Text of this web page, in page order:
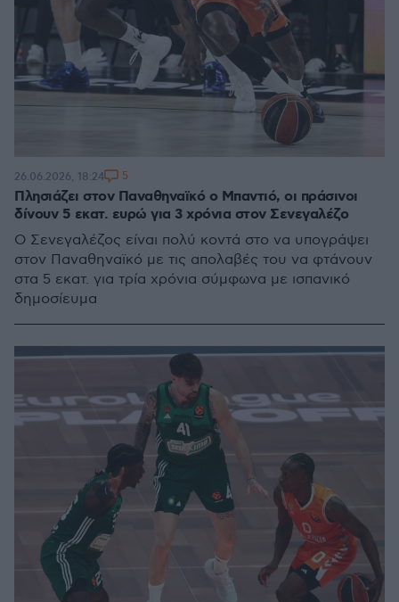
Πλησιάζει στον Παναθηναϊκό ο Μπαντιό, οι πράσινοι
δίνουν 5 εκατ. ευρώ για 3 χρόνια στον Σενεγαλέζο
Ο Σενεγαλέζος είναι πολύ κοντά στο να υπογράψει
στον Παναθηναϊκό με τις απολαβές του να φτάνουν
στα 5 εκατ. για τρία χρόνια σύμφωνα με ισπανικό
δημοσίευμα
26.06.2026, 18:24 5